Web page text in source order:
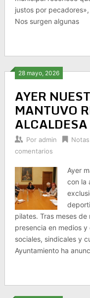
justos por
Nos surgen algunas
28 mayo, 2026
AYER
MANTUVO
ALCALDESA
Por admin
comentarios
Ayer
con la
pilates. Tras meses
presencia en medios
sociales, sindicales y
Ayuntamiento ha